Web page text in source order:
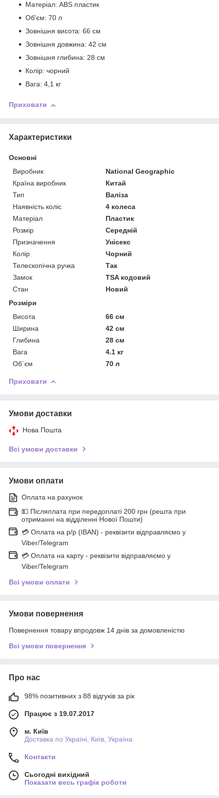
Матеріал: ABS пластик
Об'єм: 70 л
Зовнішня висота: 66 см
Зовнішня довжина: 42 см
Зовнішня глибина: 28 см
Колір: чорний
Вага: 4,1 кг
Приховати
Характеристики
Основні
Виробник
National Geographic
Країна виробник
Китай
Тип
Валіза
Наявність коліс
4 колеса
Матеріал
Пластик
Розмір
Середній
Призначення
Унісекс
Колір
Чорний
Телескопічна ручка
Так
Замок
TSA кодовий
Стан
Новий
Розміри
Висота
66 см
Ширина
42 см
Глибина
28 см
Вага
4.1 кг
Об`єм
70 л
Приховати
Умови доставки
Нова Пошта
Всі умови доставки
Умови оплати
Оплата на рахунок
💵 Післяплата при передоплаті 200 грн (решта при
отриманні на відділенні Нової Пошти)
💳 Оплата на р/р (IBAN) - реквізити відправляємо у
Viber/Telegram
💳 Оплата на карту - реквізити відправляємо у
Viber/Telegram
Всі умови оплати
Умови повернення
Повернення товару впродовж 14 днів за домовленістю
Всі умови повернення
Про нас
98% позитивних з 88 відгуків за рік
Працює з 19.07.2017
м. Київ
Доставка по Україні, Київ, Україна
Контакти
Сьогодні вихідний
Показати весь графік роботи